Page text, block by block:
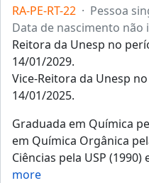
RA-PE-RT-22 · Pessoa
Data de nascimento não
Reitora da Unesp no
14/01/2029.
Vice-Reitora da Unesp
14/01/2025.
Graduada em Química
em Química Orgânica
Ciências pela USP
more